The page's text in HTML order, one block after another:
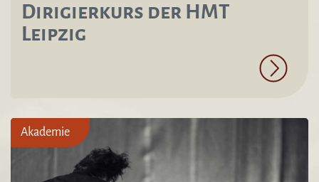
Dirigierkurs der HMT
Leipzig
Akademie